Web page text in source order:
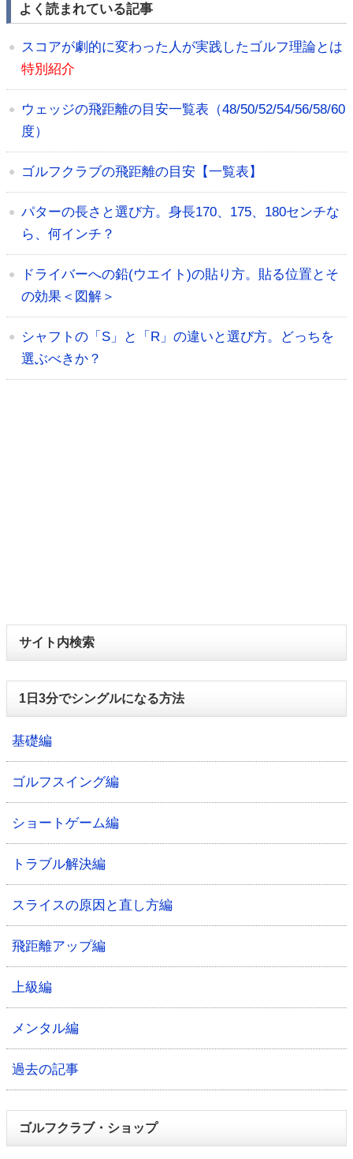
よく読まれている記事
スコアが劇的に変わった人が実践したゴルフ理論とは
特別紹介
ウェッジの飛距離の目安一覧表（48/50/52/54/56/58/60
度）
ゴルフクラブの飛距離の目安【一覧表】
パターの長さと選び方。身長170、175、180センチな
ら、何インチ？
ドライバーへの鉛(ウエイト)の貼り方。貼る位置とそ
の効果＜図解＞
シャフトの「S」と「R」の違いと選び方。どっちを
選ぶべきか？
サイト内検索
1日3分でシングルになる方法
基礎編
ゴルフスイング編
ショートゲーム編
トラブル解決編
スライスの原因と直し方編
飛距離アップ編
上級編
メンタル編
過去の記事
ゴルフクラブ・ショップ